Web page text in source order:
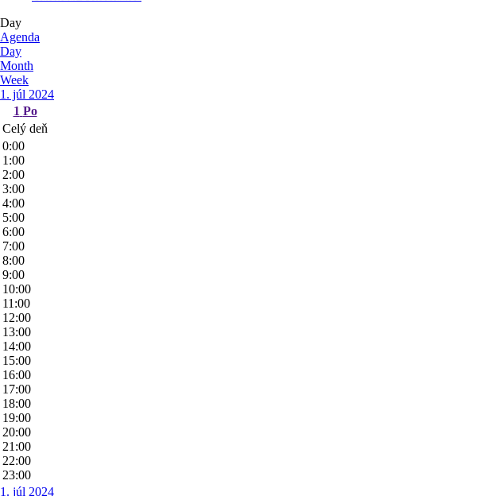
Day
Agenda
Day
Month
Week
1. júl 2024
1 Po
Celý deň
0:00
1:00
2:00
3:00
4:00
5:00
6:00
7:00
8:00
9:00
10:00
11:00
12:00
13:00
14:00
15:00
16:00
17:00
18:00
19:00
20:00
21:00
22:00
23:00
1. júl 2024